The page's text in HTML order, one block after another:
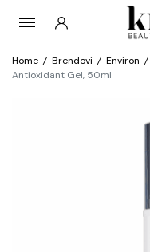
Home / Brendovi / Environ /
Antioxidant Gel, 50ml